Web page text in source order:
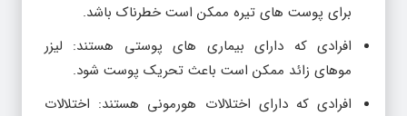
برای پوست های تیره ممکن است خطرناک باشد.
افرادی که دارای بیماری های پوستی هستند: لیزر
موهای زائد ممکن است باعث تحریک پوست شود.
افرادی که دارای اختلالات هورمونی هستند: اختلالات